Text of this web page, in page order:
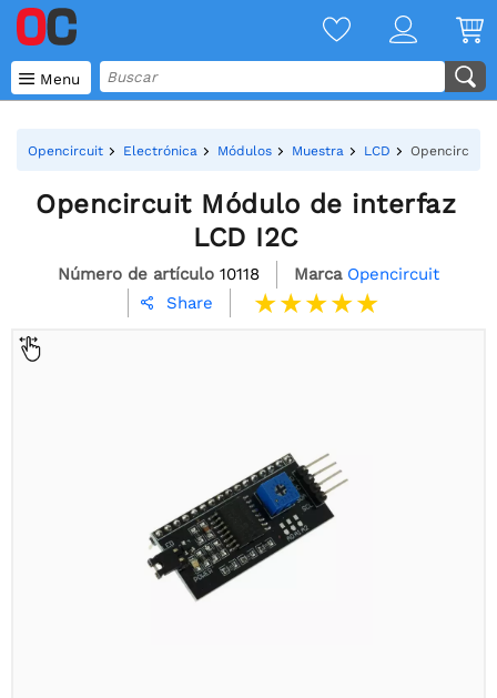
 Menu
Opencircuit Electrónica Módulos Muestra LCD Opencircuit
Opencircuit Módulo de interfaz
LCD I2C
Número de artículo 10118 Marca Opencircuit
 Share